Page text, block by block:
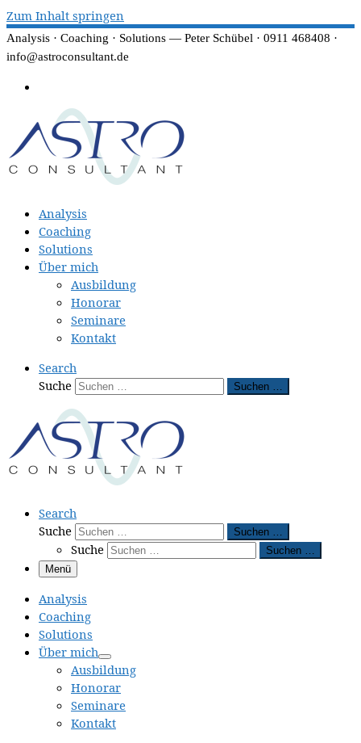
Zum Inhalt springen
Analysis · Coaching · Solutions — Peter Schübel · 0911 468408 ·
info@astroconsultant.de
Analysis
Coaching
Solutions
Über mich
Ausbildung
Honorar
Seminare
Kontakt
Search
Suche
Suchen …
Search
Suche
Suchen …
Suche
Suchen …
Menü
Analysis
Coaching
Solutions
Über mich
Ausbildung
Honorar
Seminare
Kontakt